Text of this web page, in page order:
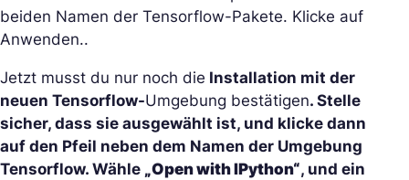
beiden Namen der Tensorflow-Pakete. Klicke auf
Anwenden..
Jetzt musst du nur noch die Installation mit der
neuen Tensorflow-Umgebung bestätigen. Stelle
sicher, dass sie ausgewählt ist, und klicke dann
auf den Pfeil neben dem Namen der Umgebung
Tensorflow. Wähle „Open with IPython“, und ein